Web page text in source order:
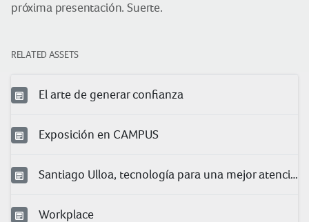
próxima presentación. Suerte.
RELATED ASSETS
El arte de generar confianza
Exposición en CAMPUS
Santiago Ulloa, tecnología para una mejor atención
Workplace